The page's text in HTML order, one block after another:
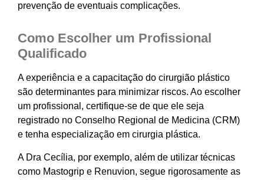
prevenção de eventuais complicações.
Como Escolher um Profissional
Qualificado
A experiência e a capacitação do cirurgião plástico
são determinantes para minimizar riscos. Ao escolher
um profissional, certifique-se de que ele seja
registrado no Conselho Regional de Medicina (CRM)
e tenha especialização em cirurgia plástica.
A Dra Cecília, por exemplo, além de utilizar técnicas
como Mastogrip e Renuvion, segue rigorosamente as